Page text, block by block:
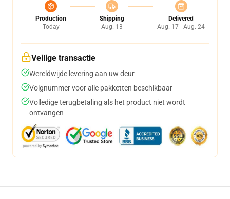
Production
Today
Shipping
Aug. 13
Delivered
Aug. 17 - Aug. 24
Veilige transactie
Wereldwijde levering aan uw deur
Volgnummer voor alle pakketten beschikbaar
Volledige terugbetaling als het product niet wordt
ontvangen